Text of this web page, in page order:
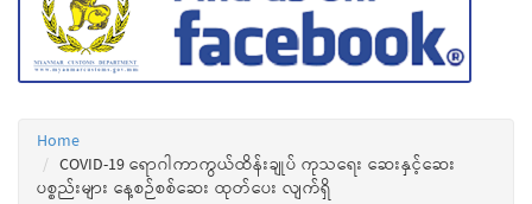
Home
COVID-19 ရောဂါကာကွယ်ထိန်းချုပ် ကုသရေး ဆေးနှင့်ဆေး
ပစ္စည်းများ နေ့စဉ်စစ်ဆေး ထုတ်ပေး လျက်ရှိ